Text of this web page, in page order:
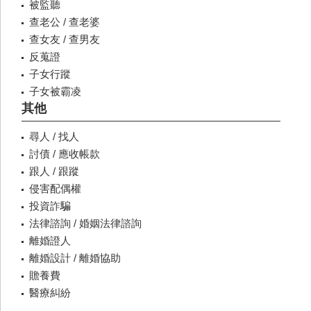
被監聽
查老公 / 查老婆
查女友 / 查男友
反蒐證
子女行蹤
子女被霸凌
其他
尋人 / 找人
討債 / 應收帳款
跟人 / 跟蹤
侵害配偶權
投資詐騙
法律諮詢 / 婚姻法律諮詢
離婚證人
離婚設計 / 離婚協助
贍養費
醫療糾紛